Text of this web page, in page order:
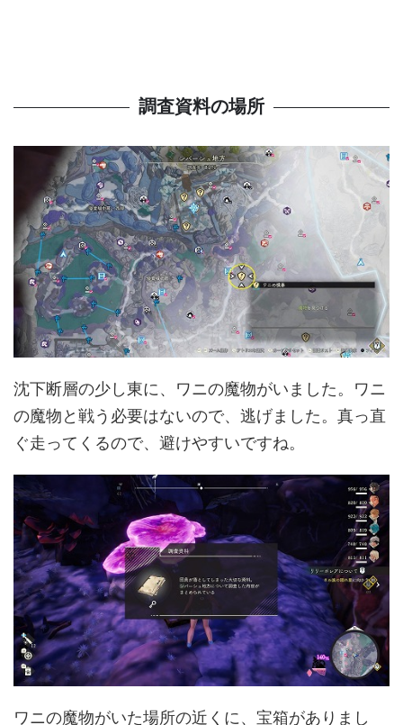
調査資料の場所
沈下断層の少し東に、ワニの魔物がいました。ワニ
の魔物と戦う必要はないので、逃げました。真っ直
ぐ走ってくるので、避けやすいですね。
ワニの魔物がいた場所の近くに、宝箱がありまし